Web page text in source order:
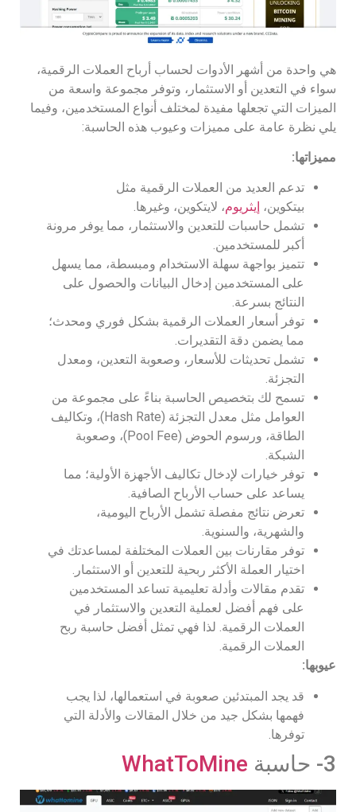
هي واحدة من أشهر الأدوات لحساب أرباح العملات الرقمية،
سواء في التعدين أو الاستثمار، وتوفر مجموعة واسعة من
الميزات التي تجعلها مفيدة لمختلف أنواع المستخدمين، وفيما
يلي نظرة عامة على مميزات وعيوب هذه الحاسبة:
مميزاتها:
تدعم العديد من العملات الرقمية مثل
بيتكوين، إيثريوم، لايتكوين، وغيرها.
تشمل حاسبات للتعدين والاستثمار، مما يوفر مرونة
أكبر للمستخدمين.
تتميز بواجهة سهلة الاستخدام ومبسطة، مما يسهل
على المستخدمين إدخال البيانات والحصول على
النتائج بسرعة.
توفر أسعار العملات الرقمية بشكل فوري ومحدث؛
مما يضمن دقة التقديرات.
تشمل تحديثات للأسعار، وصعوبة التعدين، ومعدل
التجزئة.
تسمح لك بتخصيص الحاسبة بناءً على مجموعة من
العوامل مثل معدل التجزئة (Hash Rate)، وتكاليف
الطاقة، ورسوم الحوض (Pool Fee)، وصعوبة
الشبكة.
توفر خيارات لإدخال تكاليف الأجهزة الأولية؛ مما
يساعد على حساب الأرباح الصافية.
تعرض نتائج مفصلة تشمل الأرباح اليومية،
والشهرية، والسنوية.
توفر مقارنات بين العملات المختلفة لمساعدتك في
اختيار العملة الأكثر ربحية للتعدين أو الاستثمار.
تقدم مقالات وأدلة تعليمية تساعد المستخدمين
على فهم أفضل لعملية التعدين والاستثمار في
العملات الرقمية. لذا فهي تمثل أفضل حاسبة ربح
العملات الرقمية.
عيوبها:
قد يجد المبتدئين صعوبة في استعمالها، لذا يجب
فهمها بشكل جيد من خلال المقالات والأدلة التي
توفرها.
3- حاسبة